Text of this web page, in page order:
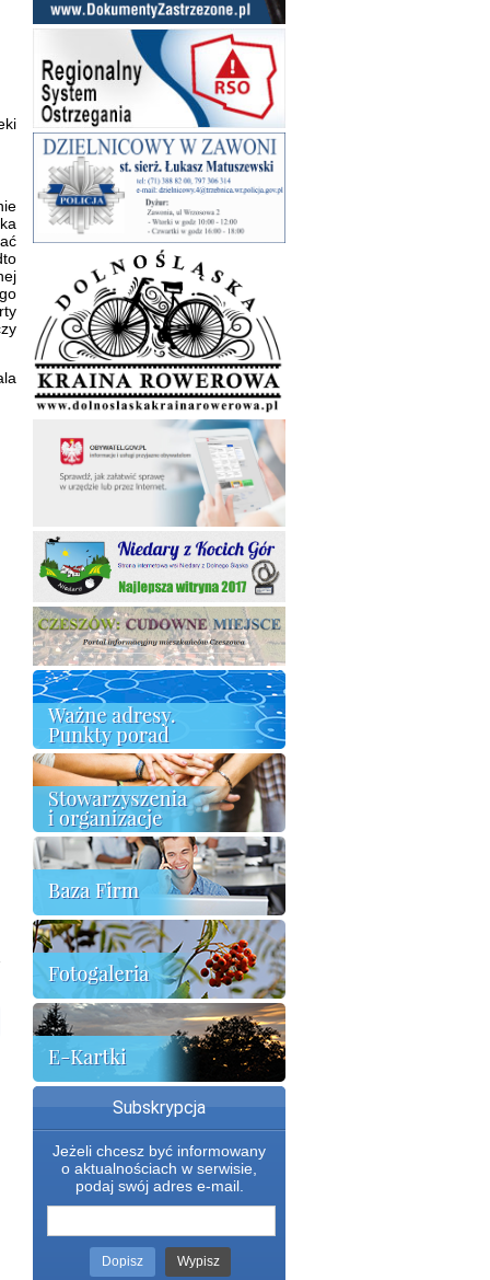
Subskrypcja
Jeżeli chcesz być informowany
o aktualnościach w serwisie,
podaj swój adres e-mail.